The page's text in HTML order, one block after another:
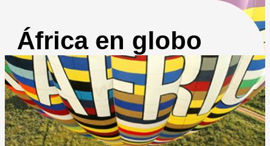
África en globo